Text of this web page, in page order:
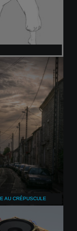
AU CRÉPUSCULE